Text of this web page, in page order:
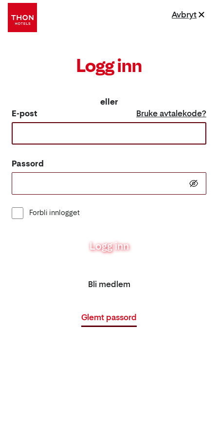
Logg inn
eller
E-post
Bruke avtalekode?
Passord
Forbli innlogget
Logg inn
Bli medlem
Glemt passord
Avbryt